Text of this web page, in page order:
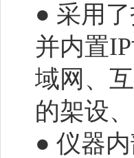
● 采用
并内置
域网、
的架设
● 仪器